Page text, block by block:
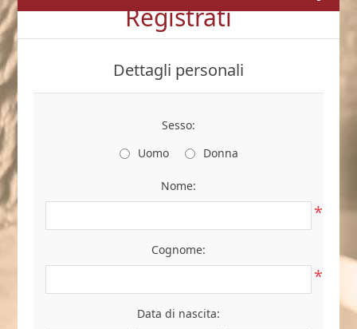
Registrati
Dettagli personali
Sesso:
Uomo
Donna
Nome:
*
Cognome:
*
Data di nascita: